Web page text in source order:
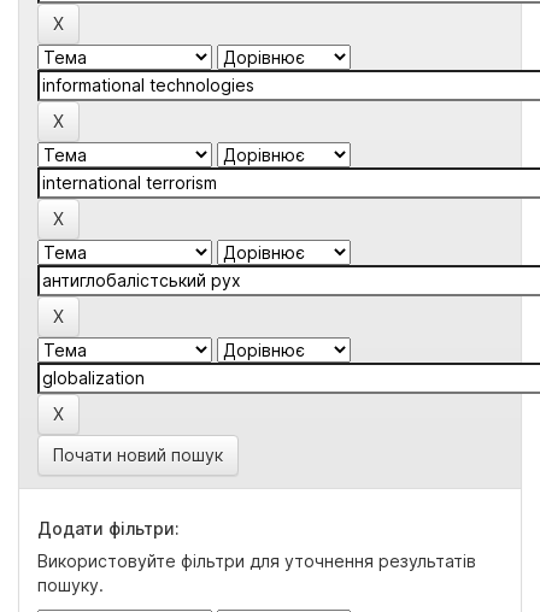
Почати новий пошук
Додати фільтри:
Використовуйте фільтри для уточнення результатів
пошуку.